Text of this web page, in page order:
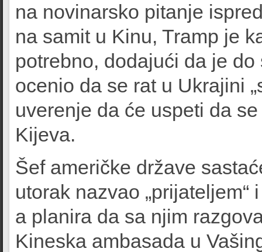
na novinarsko pitanje
na samit u Kinu, Tramp je
potrebno, dodajući da je do
ocenio da se rat u Ukrajini
uverenje da će uspeti da
Kijeva.
Šef američke države
utorak nazvao „prijateljem“
a planira da sa njim
Kineska ambasada u